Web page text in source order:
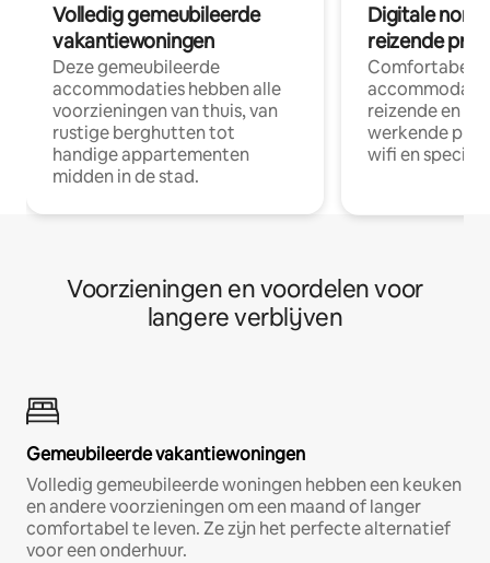
Volledig gemeubileerde
vakantiewoningen
Deze gemeubileerde
accommodaties hebben alle
voorzieningen van thuis, van
rustige berghutten tot
handige appartementen
midden in de stad.
Digitale
reizende
Comfortabele
reizende en
werkende
wifi en
Voorzieningen en voordelen voor
langere verblijven
Gemeubileerde vakantiewoningen
Volledig gemeubileerde woningen hebben een keuken
en andere voorzieningen om een maand of langer
comfortabel te leven. Ze zijn het perfecte alternatief
voor een onderhuur.